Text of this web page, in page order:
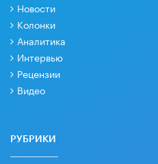
Новости
Колонки
Аналитика
Интервью
Рецензии
Видео
РУБРИКИ